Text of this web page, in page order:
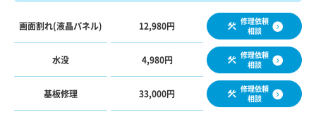
画面割れ(液晶パネル) 12,980円
修理依頼
相談
水没 4,980円
修理依頼
相談
基板修理 33,000円
修理依頼
相談